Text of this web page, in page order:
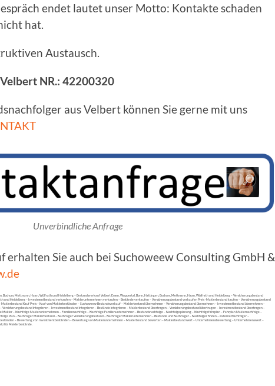
endet lautet unser Motto: Kontakte schaden
hat.
Austausch.
NR.: 42200320
aus Velbert können Sie gerne mit uns
Unverbindliche Anfrage
erhalten Sie auch bei Suchoweew Consulting GmbH &
Mettmann, Haan, Wülfrath und Heidelberg – Bestandsverkauf Velbert Essen, Wuppertal, Bonn, Hattingen, Bochum, Mettmann, Haan, Wülfrath und Heidelberg – Versicherungsbestand
und Heidelberg – Investmentbestand verkaufen – Maklerunternehmen verkaufen – Bestände verkaufen – Versicherungsbestand verkaufen Preis -Maklerbestand kaufen – Versicherungsbestand
Kauf Preis – Kauf von Maklerbeständen – Suchoweew Bestandsverkauf – Maklerbestand übernehmen – Versicherungsbestand übernehmen – Investmentbestand übernehmen –
integrieren – Investmentbestand integrieren – Bestände integrieren – Maklerbestand übertragen – Versicherungsbestand übertragen – Investmentbestand übertragen –
– Nachfolge Maklerunternehmen – Familiennachfolge – Nachfolge Familienunternehmen – Bestandsnachfolge – Nachfolgeplanung – Nachfolgefahrplan – Fahrplan Maklernachfolge –
Plan – Nachfolger Maklerbestand – Nachfolger Versicherungsbestand – Nachfolger Maklerunternehmen – Bestände und Nachfolger – Nachfolger finden – externe Nachfolger –
– Bewertung von Investmentbeständen – Bewertung von Maklerunternehmen – Maklerbestand bewerten – Maklerbestand wert – Unternehmensbewertung – Unternehmenswert –
für Maklerbestände.